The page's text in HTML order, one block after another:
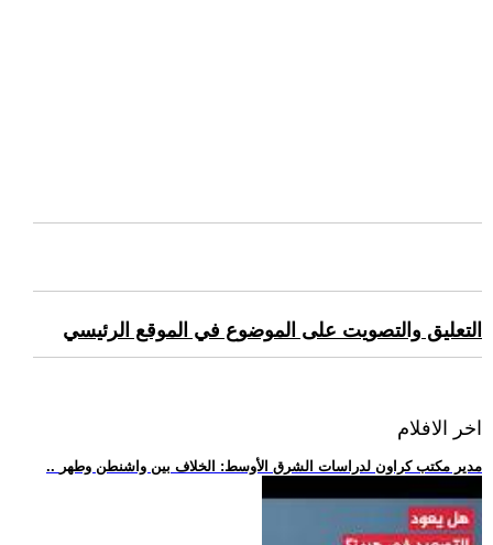
التعليق والتصويت على الموضوع في الموقع الرئيسي
اخر الافلام
.. مدير مكتب كراون لدراسات الشرق الأوسط: الخلاف بين واشنطن وطهر